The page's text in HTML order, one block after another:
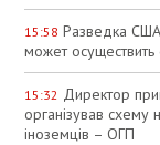
15:58 Разведка
может
15:32 Директор
організував схему
іноземців – ОГП